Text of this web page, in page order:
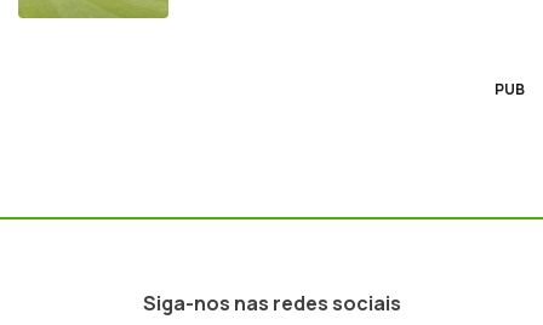
PUB
Siga-nos nas redes sociais